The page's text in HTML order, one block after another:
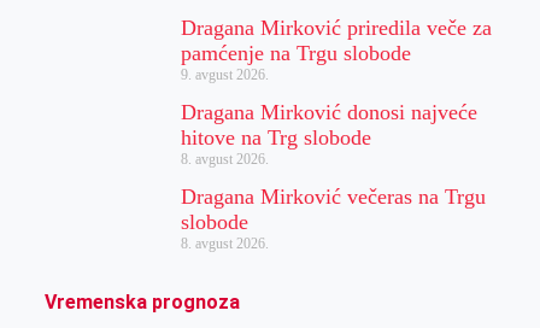
Dragana Mirković priredila veče za
pamćenje na Trgu slobode
9. avgust 2026.
Dragana Mirković donosi najveće
hitove na Trg slobode
8. avgust 2026.
Dragana Mirković večeras na Trgu
slobode
8. avgust 2026.
Vremenska prognoza